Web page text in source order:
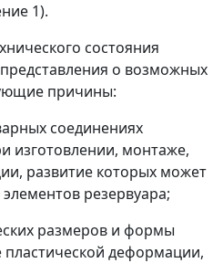
1).
состояния
о возможных
причины:
соединениях
изготовлении, монтаже,
развитие которых может
резервуара;
размеров и формы
пластической деформации,